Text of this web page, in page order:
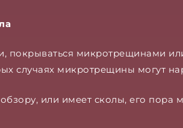
покрываться микротрещинами
случаях микротрещины могут
или имеет сколы, его